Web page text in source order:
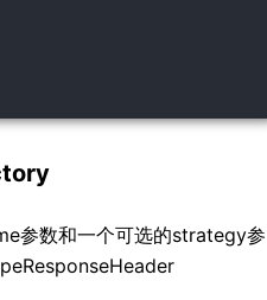
参数和一个可选的strategy参